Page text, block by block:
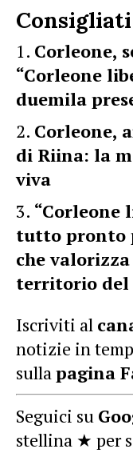
Corleone,
“Corleone
duemila
Corleone,
di Riina: la
viva
“Corleone
tutto pronto
che
territorio del
Iscriviti al
notizie in
sullapagina
Seguici su
stellina ★ per